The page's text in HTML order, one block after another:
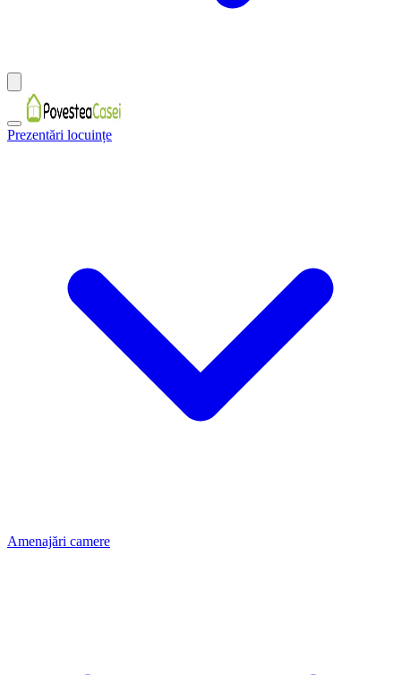
Prezentări locuințe
Amenajări camere